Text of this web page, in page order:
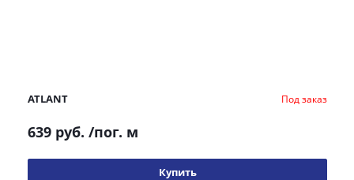
ATLANT Под заказ
639 руб. /пог. м
Купить